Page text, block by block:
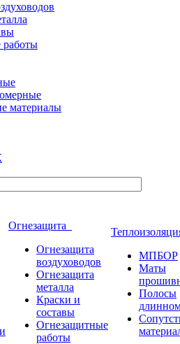
материалы
Огнезащита
Огнезащита
воздуховодов
Огнезащита
металла
Краски и
составы
Огнезащитные
работы
МПБОР
Маты
Полосы